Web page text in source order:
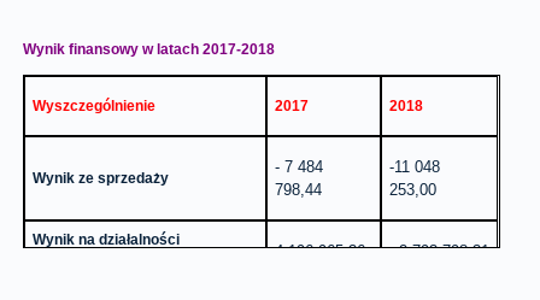
Wynik finansowy w latach 2017-2018
Wyszczególnienie 2017 2018
Wynik ze sprzedaży
- 7 484
798,44
-11 048
253,00
Wynik na działalności
4 196 965,36 2 793 798,31